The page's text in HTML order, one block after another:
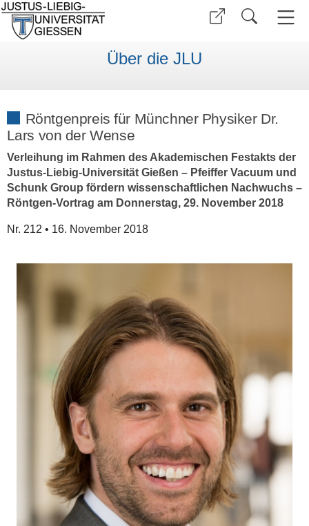
Über die JLU
Röntgenpreis für Münchner Physiker Dr.
Lars von der Wense
Verleihung im Rahmen des Akademischen Festakts der
Justus-Liebig-Universität Gießen – Pfeiffer Vacuum und
Schunk Group fördern wissenschaftlichen Nachwuchs –
Röntgen-Vortrag am Donnerstag, 29. November 2018
Nr. 212 • 16. November 2018